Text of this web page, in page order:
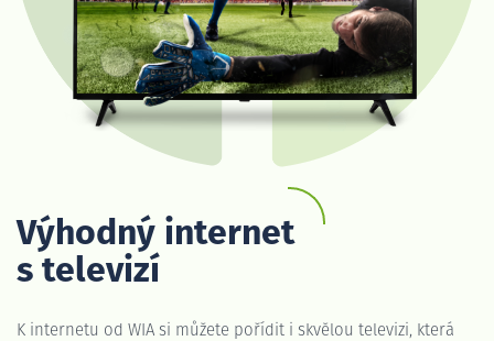
Výhodný internet
s televizí
K internetu od WIA si můžete pořídit i skvělou televizi, která